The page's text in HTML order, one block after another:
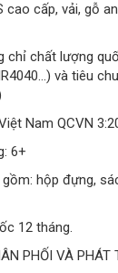
cao cấp, vải, gỗ
chỉ chất lượng
và tiêu
Nam QCVN
6+
hộp đựng,
12 tháng.
PHỐI VÀ PHÁT